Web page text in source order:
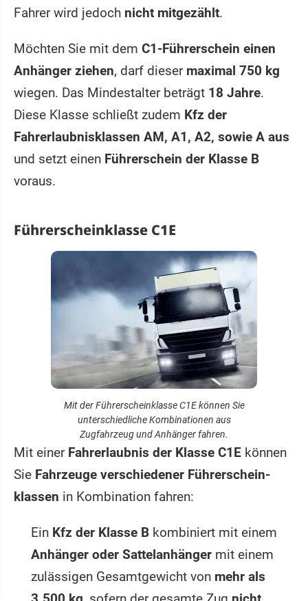
Fahrer wird jedoch nicht mitgezählt.
Möchten Sie mit dem C1-Führerschein einen
Anhänger ziehen, darf dieser maximal 750 kg
wiegen. Das Mindestalter beträgt 18 Jahre.
Diese Klasse schließt zudem Kfz der
Fahrerlaubnisklassen AM, A1, A2, sowie A aus
und setzt einen Führerschein der Klasse B
voraus.
Führerscheinklasse C1E
Mit der Führerscheinklasse C1E können Sie
unterschiedliche Kombinationen aus
Zugfahrzeug und Anhänger fahren.
Mit einer Fahrerlaubnis der Klasse C1E können
Sie Fahrzeuge verschiedener Führerschein­
klassen in Kombination fahren:
Ein Kfz der Klasse B kombiniert mit einem
Anhänger oder Sattelanhänger mit einem
zulässigen Gesamtgewicht von mehr als